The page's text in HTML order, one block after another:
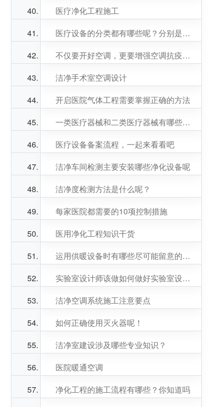
医疗净化工程施工
医疗设备的分类都有哪些呢？分别是什么呢？
不仅要开好空调，更要增强空调抗疫能力
洁净手术室空调设计
开启医院气体工程需要掌握正确的方法
一类医疗器械和二类医疗器械有哪些不同之处呢
医疗设备备案流程，一起来看看吧
洁净车间检测主要安装哪些净化设备呢
洁净度检测方法是什么呢？
每家医院都需要的10项控制措施
医用净化工程知识干货
运用供暖设备时有哪些尽可能留意的事项呢？
实验室设计师该做如何做好实验室设计?知识汇总
洁净空调系统施工注意要点
如何正确使用灭火器呢！
洁净室建设涉及哪些专业知识？
医院暖通空调
净化工程的施工流程有哪些？你知道吗